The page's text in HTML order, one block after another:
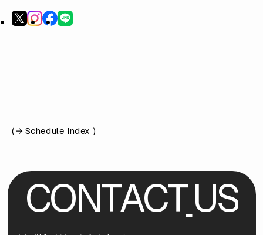
( Schedule Index )
CONTACT US